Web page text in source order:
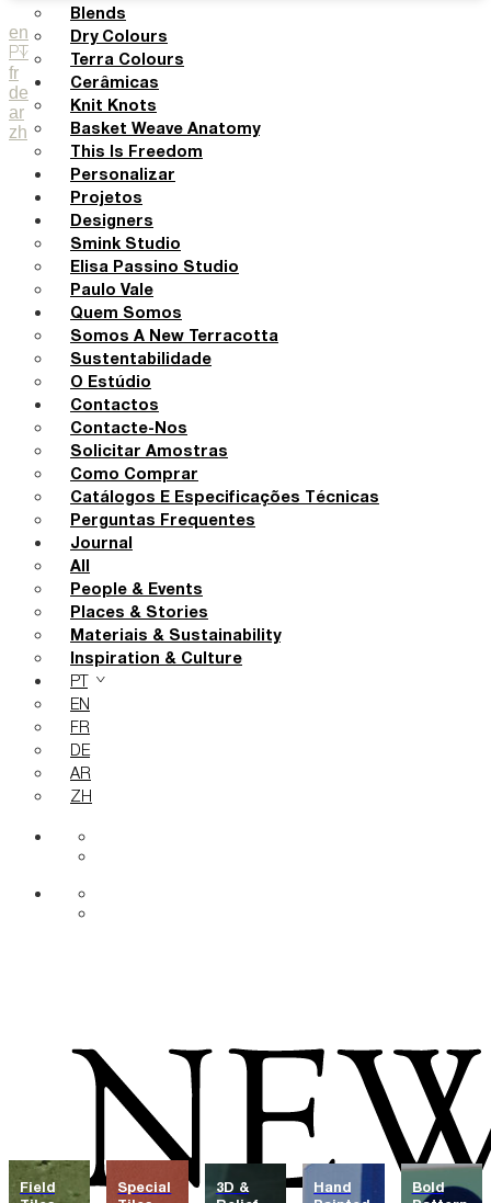
en
PT
fr
de
ar
zh
Blends
Dry Colours
Terra Colours
Cerâmicas
Knit Knots
Basket Weave Anatomy
This Is Freedom
Personalizar
Projetos
Designers
Smink Studio
Elisa Passino Studio
Paulo Vale
Quem Somos
Somos A New Terracotta
Sustentabilidade
O Estúdio
Contactos
Contacte-Nos
Solicitar Amostras
Como Comprar
Catálogos E Especificações Técnicas
Perguntas Frequentes
Journal
All
People & Events
Places & Stories
Materiais & Sustainability
Inspiration & Culture
PT
EN
FR
DE
AR
ZH
Field
Special
3D &
Hand
Bold